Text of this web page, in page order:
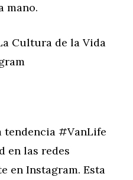
mano.
Cultura de la Vida
tendencia #VanLife
en las redes
en Instagram. Esta